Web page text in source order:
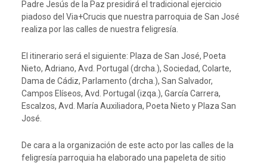
Padre Jesús de la Paz presidirá el tradicional ejercicio
piadoso del Via+Crucis que nuestra parroquia de San José
realiza por las calles de nuestra feligresía.
El itinerario será el siguiente: Plaza de San José, Poeta
Nieto, Adriano, Avd. Portugal (drcha.), Sociedad, Colarte,
Dama de Cádiz, Parlamento (drcha.), San Salvador,
Campos Elíseos, Avd. Portugal (izqa.), García Carrera,
Escalzos, Avd. María Auxiliadora, Poeta Nieto y Plaza San
José.
De cara a la organización de este acto por las calles de la
feligresía parroquia ha elaborado una papeleta de sitio